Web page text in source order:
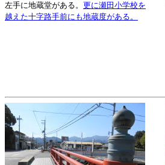
左手に地蔵堂がある。 更に瀬田小学校を
越えた十字路手前にも地蔵度がある。